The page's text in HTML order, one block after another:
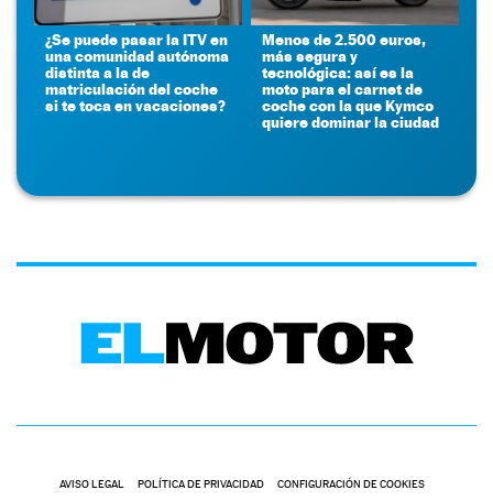
¿Se puede pasar la ITV en
una comunidad autónoma
distinta a la de
matriculación del coche
si te toca en vacaciones?
Menos de 2.500 euros,
más segura y
tecnológica: así es la
moto para el carnet de
coche con la que Kymco
quiere dominar la ciudad
AVISO LEGAL POLÍTICA DE PRIVACIDAD CONFIGURACIÓN DE COOKIES